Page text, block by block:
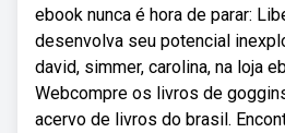
ebook nunca é hora de parar:
desenvolva seu potencial
david, simmer, carolina, na loja
Webcompre os livros de
acervo de livros do brasil.